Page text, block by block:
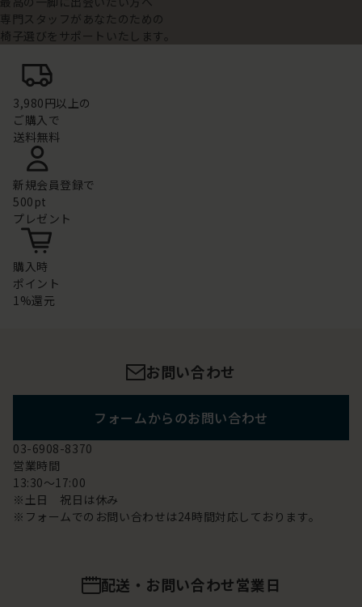
専門スタッフがあなたのための
椅子選びをサポートいたします。
3,980円以上の
ご購入で
送料無料
新規会員登録で
500pt
プレゼント
購入時
ポイント
1%還元
お問い合わせ
フォームからのお問い合わせ
03-6908-8370
営業時間
13:30～17:00
※土日 祝日は休み
※フォームでのお問い合わせは24時間対応しております。
配送・お問い合わせ営業日